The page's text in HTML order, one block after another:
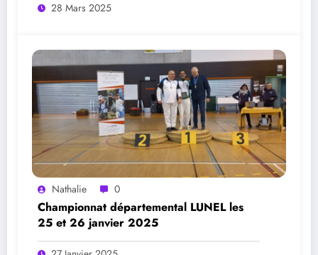
28 Mars 2025
Nathalie 0
Championnat départemental LUNEL les
25 et 26 janvier 2025